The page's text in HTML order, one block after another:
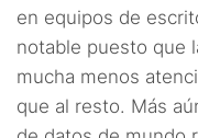
en equipos de
notable puesto que
mucha menos
que al resto. Más